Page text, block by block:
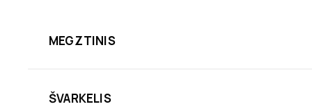
MEGZTINIS
ŠVARKELIS